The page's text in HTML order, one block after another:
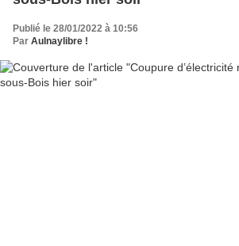
Publié le 28/01/2022 à 10:56
Par Aulnaylibre !